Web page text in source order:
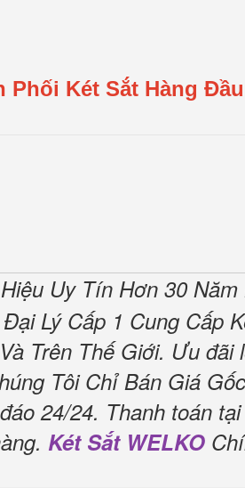
Phối Két Sắt Hàng
Uy Tín Hơn 30 Năm
Lý Cấp 1 Cung Cấp
Trên Thế Giới. Ưu đãi
Tôi Chỉ Bán Giá
24/24. Thanh toán
Két Sắt WELKO